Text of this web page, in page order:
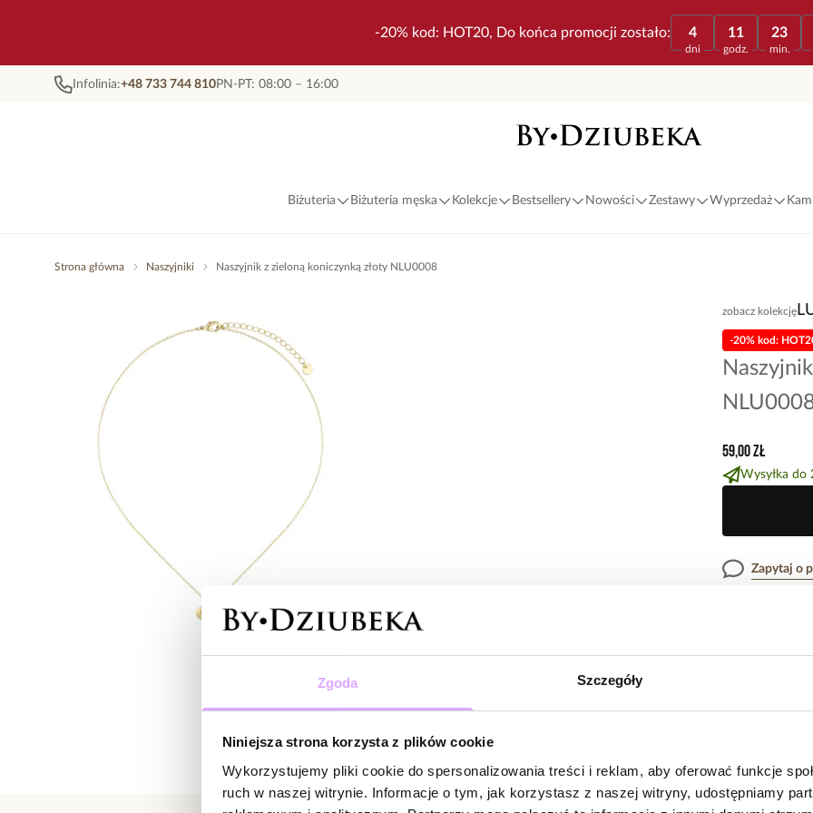
Zgoda Szczegóły
Niniejsza strona korzysta z plików cookie
Wykorzystujemy pliki cookie do spersonalizowania treści i reklam, aby oferować funkcje
ruch w naszej witrynie. Informacje o tym, jak korzystasz z naszej witryny, udostępniamy
-20% kod: HOT20, Do końca promocji zostało: 4
dni
11
godz.
23
min.
Infolinia:+48 733 744 810PN-PT: 08:00 – 16:00
Biżuteria Biżuteria męska Kolekcje Bestsellery Nowości Zestawy Wyprzedaż
Strona główna Naszyjniki Naszyjnik z zieloną koniczynką złoty NLU0008
zobacz kolekcję
-20% kod:
59,00 zł
Wysyłka do
Zapytaj o
Surowiec:
Długość
RodzajBrak opinii
Jeszcze